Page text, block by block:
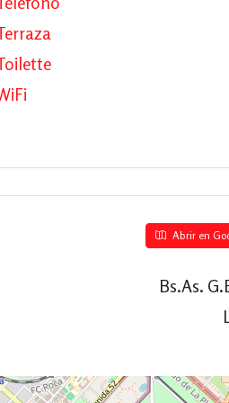
Abrir en
Bs.As.